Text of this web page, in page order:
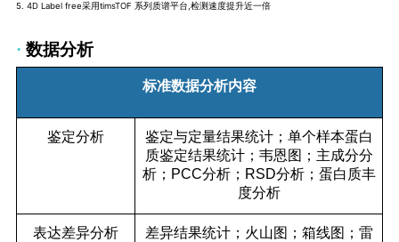
5. 4D Label free采用timsTOF 系列质谱平台,检测速度提升近一倍
· 数据分析
标准数据分析内容
鉴定分析
鉴定与定量结果统计；单个样本蛋白
质鉴定结果统计；韦恩图；主成分分
析；PCC分析；RSD分析；蛋白质丰
度分析
表达差异分析
差异结果统计；火山图；箱线图；雷